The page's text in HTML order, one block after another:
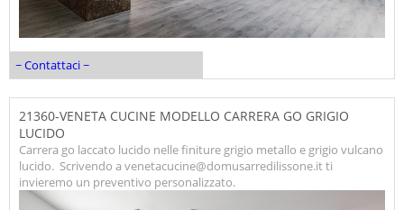
~ Contattaci ~
21360-VENETA CUCINE MODELLO CARRERA GO GRIGIO
LUCIDO
Carrera go laccato lucido nelle finiture grigio metallo e grigio vulcano
lucido. Scrivendo a venetacucine@domusarredilissone.it ti
invieremo un preventivo personalizzato.